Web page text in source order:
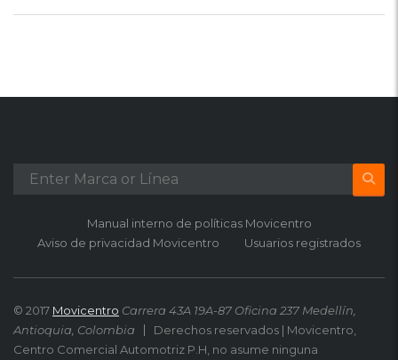
Manual interno de políticas Movicentro
Aviso de privacidad Movicentro
Usuarios registrados
© 2017 Movicentro Carrera 43A 19A-87 Oficina 237 Medellín,
Antioquia, Colombia
Derechos reservados | Movicentro,
Centro Comercial Automotriz P.H, no asume ninguna